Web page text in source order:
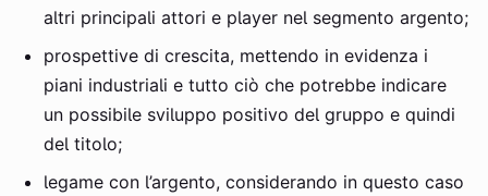
altri principali attori e player nel segmento argento;
prospettive di crescita, mettendo in evidenza i
piani industriali e tutto ciò che potrebbe indicare
un possibile sviluppo positivo del gruppo e quindi
del titolo;
legame con l’argento, considerando in questo caso